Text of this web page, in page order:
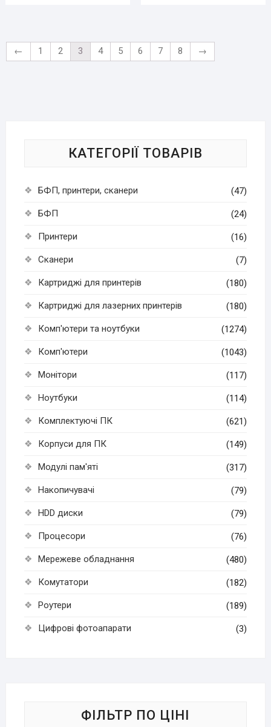
← 1 2 3 4 5 6 7 8 →
КАТЕГОРІЇ ТОВАРІВ
БФП, принтери, сканери (47)
БФП (24)
Принтери (16)
Сканери (7)
Картриджі для принтерів (180)
Картриджі для лазерних принтерів (180)
Комп'ютери та ноутбуки (1274)
Комп'ютери (1043)
Монітори (117)
Ноутбуки (114)
Комплектуючі ПК (621)
Корпуси для ПК (149)
Модулі пам'яті (317)
Накопичувачі (79)
HDD диски (79)
Процесори (76)
Мережеве обладнання (480)
Комутатори (182)
Роутери (189)
Цифрові фотоапарати (3)
ФІЛЬТР ПО ЦІНІ